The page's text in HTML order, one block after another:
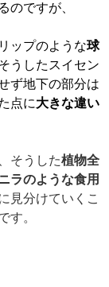
のですが、
ップのような球
うしたスイセン
ず地下の部分は
点に大きな違い
そうした植物全
ラのような食用
見分けていくこ
す。